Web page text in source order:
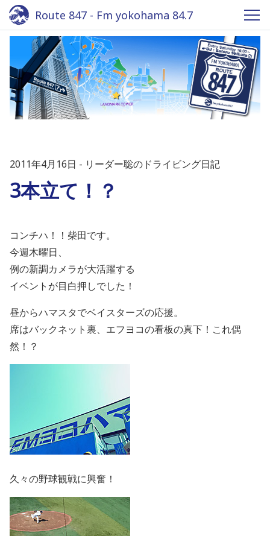
Route 847 - Fm yokohama 84.7
2011年4月16日 リーダー聡のドライビング日記
3本立て！？
コンチハ！！柴田です。
今週木曜日、
例の新調カメラが大活躍する
イベントが目白押しでした！
昼からハマスタでベイスターズの応援。
席はバックネット裏、エフヨコの看板の真下！これ偶
然！？
久々の野球観戦に興奮！